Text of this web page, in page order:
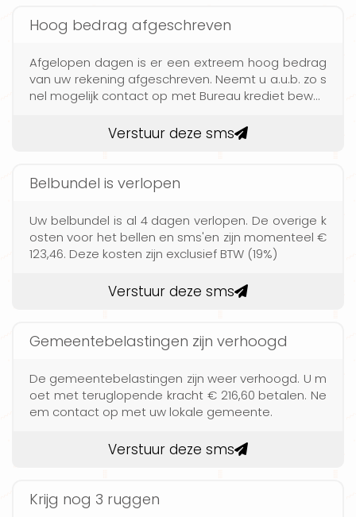
Hoog bedrag afgeschreven
Afgelopen dagen is er een extreem hoog bedrag
van uw rekening afgeschreven. Neemt u a.u.b. zo s
nel mogelijk contact op met Bureau krediet bewak
Verstuur deze sms
Belbundel is verlopen
Uw belbundel is al 4 dagen verlopen. De overige k
osten voor het bellen en sms'en zijn momenteel €
123,46. Deze kosten zijn exclusief BTW (19%)
Verstuur deze sms
Gemeentebelastingen zijn verhoogd
De gemeentebelastingen zijn weer verhoogd. U m
oet met teruglopende kracht € 216,60 betalen. Ne
em contact op met uw lokale gemeente.
Verstuur deze sms
Krijg nog 3 ruggen